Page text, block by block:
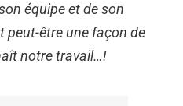
équipe et de son
peut-être une façon de
notre travail…!